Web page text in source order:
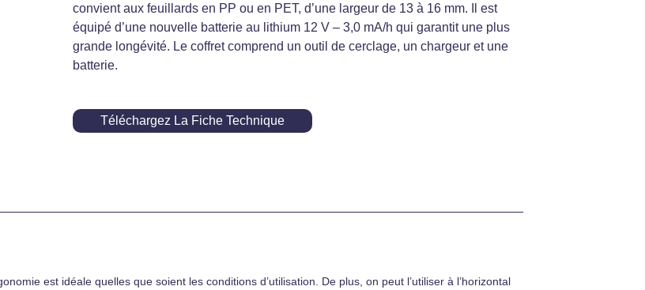
convient aux feuillards en PP ou en PET, d’une largeur de 13 à 16 mm. Il est
équipé d’une nouvelle batterie au lithium 12 V – 3,0 mA/h qui garantit une plus
grande longévité. Le coffret comprend un outil de cerclage, un chargeur et une
batterie.
Téléchargez La Fiche Technique
est idéale quelles que soient les conditions d’utilisation. De plus, on peut l’utiliser à l’horizontal